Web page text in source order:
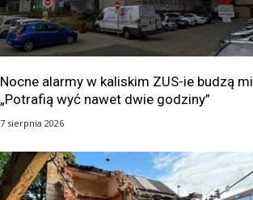
Nocne alarmy w kaliskim ZUS-ie budzą
„Potrafią wyć nawet dwie godziny”
7 sierpnia 2026